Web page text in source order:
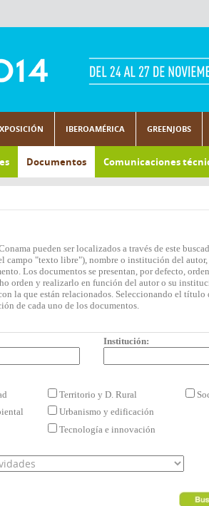
IBEROAMÉRICA GREENJOBS
Documentos Comunicaciones
pueden ser localizados a través de este
campo "texto libre"), nombre o institución del autor,
Los documentos se presentan, por defecto,
orden y realizarlo en función del autor o su
la que están relacionados. Seleccionando el título
de cada uno de los documentos.
Institución:
Territorio y D. Rural
Urbanismo y edificación
Tecnología e innovación